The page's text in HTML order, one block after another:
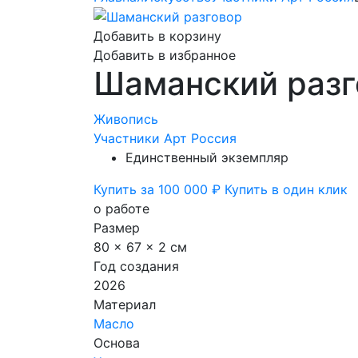
Добавить в корзину
Добавить в избранное
Шаманский
Живопись
Участники Арт Россия
Единственный экземпляр
Купить за 100 000 ₽ Купить в один клик
о работе
Размер
80 x 67 x 2 см
Год создания
2026
Материал
Масло
Основа